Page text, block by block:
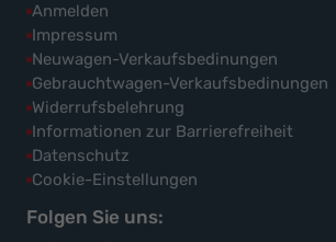
Anmelden
Impressum
Neuwagen-Verkaufsbedinungen
Gebrauchtwagen-Verkaufsbedinungen
Widerrufsbelehrung
Informationen zur Barrierefreiheit
Datenschutz
Cookie-Einstellungen
Folgen Sie uns: